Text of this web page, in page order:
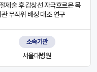
제술 후 갑상선 자극호르몬 목
무작위 배정 대조 연구
소속기관
서울대병원